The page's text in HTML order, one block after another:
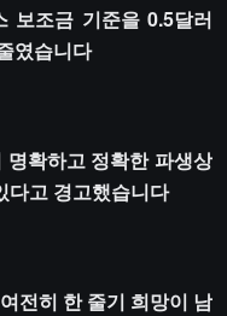
보조금 기준을 0.5달러
였습니다
확하고 정확한 파생상
다고 경고했습니다
전히 한 줄기 희망이 남